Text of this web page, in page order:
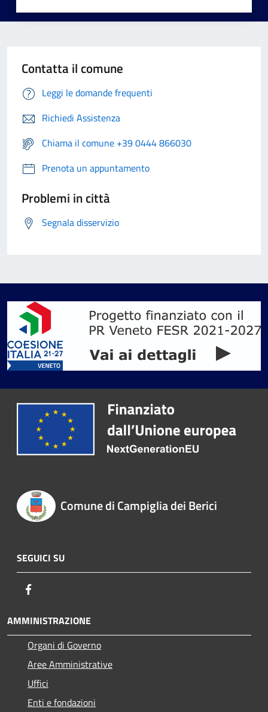
Contatta il comune
Leggi le domande frequenti
Richiedi Assistenza
Chiama il comune +39 0444 866030
Prenota un appuntamento
Problemi in città
Segnala disservizio
Comune di Campiglia dei Berici
SEGUICI SU
AMMINISTRAZIONE
Organi di Governo
Aree Amministrative
Uffici
Enti e fondazioni